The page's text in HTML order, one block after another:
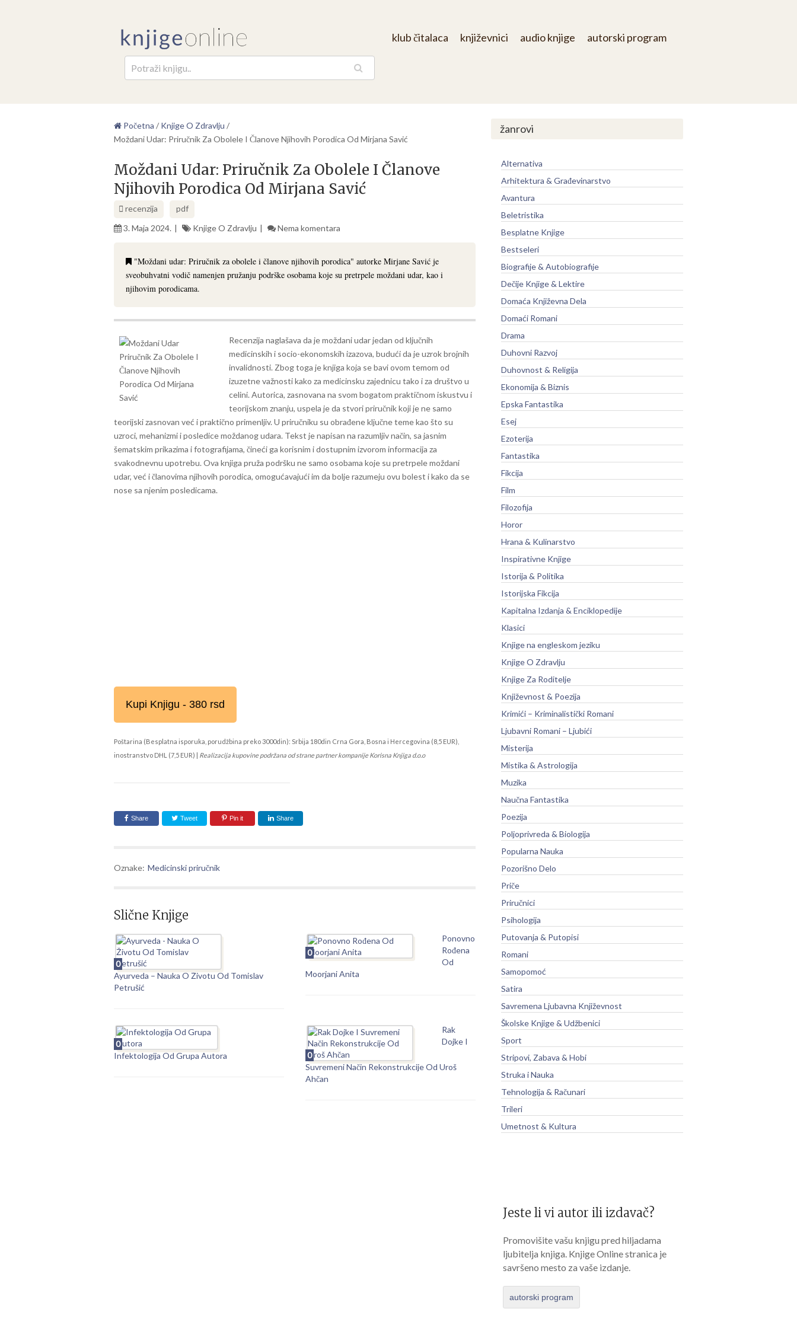
klub čitalaca književnici audio knjige autorski program
Početna / Knjige O Zdravlju /
Moždani Udar: Priručnik Za Obolele I Članove Njihovih Porodica Od Mirjana Savić
Moždani Udar: Priručnik Za Obolele I Članove
Njihovih Porodica Od Mirjana Savić
recenzija
pdf
3. Maja 2024.
Knjige O Zdravlju Nema komentara
"Moždani udar: Priručnik za obolele i članove njihovih porodica" autorke Mirjane Savić je
sveobuhvatni vodič namenjen pružanju podrške osobama koje su pretrpele moždani udar, kao i
njihovim porodicama.
Recenzija naglašava da je moždani udar jedan od ključnih
medicinskih i socio-ekonomskih izazova, budući da je uzrok brojnih
invalidnosti. Zbog toga je knjiga koja se bavi ovom temom od
izuzetne važnosti kako za medicinsku zajednicu tako i za društvo u
celini. Autorica, zasnovana na svom bogatom praktičnom iskustvu i
teorijskom znanju, uspela je da stvori priručnik koji je ne samo
teorijski zasnovan već i praktično primenljiv. U priručniku su obrađene ključne teme kao što su
uzroci, mehanizmi i posledice moždanog udara. Tekst je napisan na razumljiv način, sa jasnim
šematskim prikazima i fotografijama, čineći ga korisnim i dostupnim izvorom informacija za
svakodnevnu upotrebu. Ova knjiga pruža podršku ne samo osobama koje su pretrpele moždani
udar, već i članovima njihovih porodica, omogućavajući im da bolje razumeju ovu bolest i kako da se
nose sa njenim posledicama.
Kupi Knjigu - 380 rsd
Poštarina (Besplatna isporuka, porudžbina preko 3000din): Srbija 180din Crna Gora, Bosna i Hercegovina (8,5 EUR),
inostranstvo DHL (7,5 EUR) | Realizacija kupovine podržana od strane partner kompanije Korisna Knjiga d.o.o
Share Tweet Pin it Share
Oznake: Medicinski priručnik
Slične Knjige
0
Ayurveda – Nauka O Životu Od Tomislav
Petrušić
0
Ponovno
Rođena
Od
Moorjani Anita
0
Infektologija Od Grupa Autora
0
Rak
Dojke I
Suvremeni Način Rekonstrukcije Od Uroš
Ahčan
žanrovi
Alternativa
Arhitektura & Građevinarstvo
Avantura
Beletristika
Besplatne Knjige
Bestseleri
Biografije & Autobiografije
Dečije Knjige & Lektire
Domaća Književna Dela
Domaći Romani
Drama
Duhovni Razvoj
Duhovnost & Religija
Ekonomija & Biznis
Epska Fantastika
Esej
Ezoterija
Fantastika
Fikcija
Film
Filozofija
Horor
Hrana & Kulinarstvo
Inspirativne Knjige
Istorija & Politika
Istorijska Fikcija
Kapitalna Izdanja & Enciklopedije
Klasici
Knjige na engleskom jeziku
Knjige O Zdravlju
Knjige Za Roditelje
Književnost & Poezija
Krimići – Kriminalistički Romani
Ljubavni Romani – Ljubići
Misterija
Mistika & Astrologija
Muzika
Naučna Fantastika
Poezija
Poljoprivreda & Biologija
Popularna Nauka
Pozorišno Delo
Priče
Priručnici
Psihologija
Putovanja & Putopisi
Romani
Samopomoć
Satira
Savremena Ljubavna Književnost
Školske Knjige & Udžbenici
Sport
Stripovi, Zabava & Hobi
Struka i Nauka
Tehnologija & Računari
Trileri
Umetnost & Kultura
Jeste li vi autor ili izdavač?
Promovišite vašu knjigu pred hiljadama
ljubitelja knjiga. Knjige Online stranica je
savršeno mesto za vaše izdanje.
autorski program